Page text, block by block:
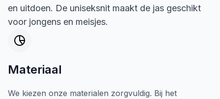
en uitdoen. De uniseksnit maakt de jas geschikt
voor jongens en meisjes.
Materiaal
We kiezen onze materialen zorgvuldig. Bij het